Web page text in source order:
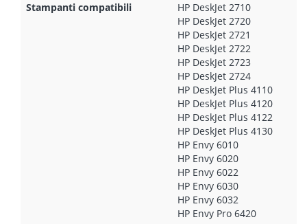
Stampanti compatibili
HP DeskJet 2710
HP DeskJet 2720
HP DeskJet 2721
HP DeskJet 2722
HP DeskJet 2723
HP DeskJet 2724
HP DeskJet Plus 4110
HP DeskJet Plus 4120
HP DeskJet Plus 4122
HP DeskJet Plus 4130
HP Envy 6010
HP Envy 6020
HP Envy 6022
HP Envy 6030
HP Envy 6032
HP Envy Pro 6420